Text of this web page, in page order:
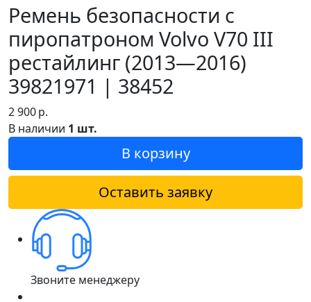
Ремень безопасности с
пиропатроном Volvo V70 III
рестайлинг (2013—2016)
39821971 | 38452
2 900р.
В наличии 1 шт.
В корзину
Оставить заявку
Звоните менеджеру